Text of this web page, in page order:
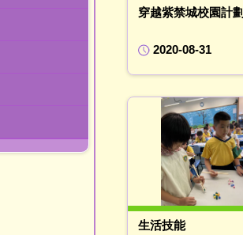
穿越紫禁城校園計劃
2020-08-31
生活技能